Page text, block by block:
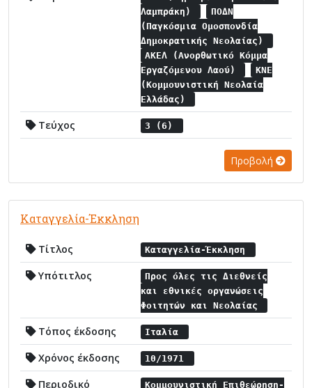
Λαμπράκη)
ΠΟΔΝ
(Παγκόσμια Ομοσπονδία
Δημοκρατικής Νεολαίας)
ΑΚΕΛ (Ανορθωτικό Κόμμα
Εργαζόμενου Λαού)
ΚΝΕ
(Κομμουνιστική Νεολαία
Ελλάδας)
Τεύχος 3 (6)
Προβολή
Καταγγελία-Έκκληση
Τίτλος Καταγγελία-Έκκληση
Υπότιτλος
Προς όλες τις Διεθνείς
και εθνικές οργανώσεις
Φοιτητών και Νεολαίας
Τόπος έκδοσης Ιταλία
Χρόνος έκδοσης 10/1971
Περιοδικό
Κομμουνιστική Επιθεώρηση-